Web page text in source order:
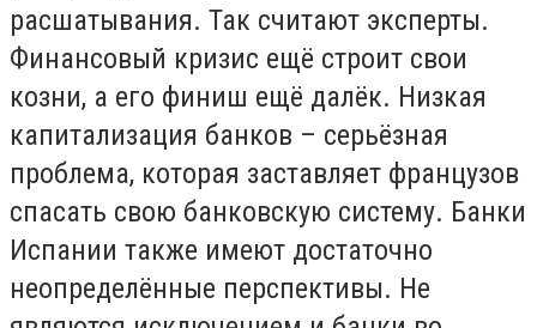
расшатывания. Так считают эксперты.
Финансовый кризис ещё строит свои
козни, а его финиш ещё далёк. Низкая
капитализация банков – серьёзная
проблема, которая заставляет французов
спасать свою банковскую систему. Банки
Испании также имеют достаточно
неопределённые перспективы. Не